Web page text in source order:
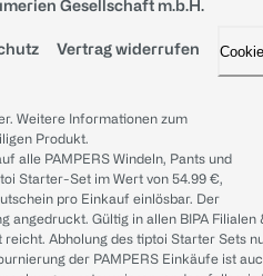
Gesellschaft m.b.H.
Vertrag widerrufen
Weitere Informationen zum
Produkt.
alle PAMPERS Windeln, Pants und
Starter-Set im Wert von 54.99 €,
pro Einkauf einlösbar. Der
angedruckt. Gültig in allen BIPA Filialen
reicht. Abholung des tiptoi Starter Sets
der PAMPERS Einkäufe ist